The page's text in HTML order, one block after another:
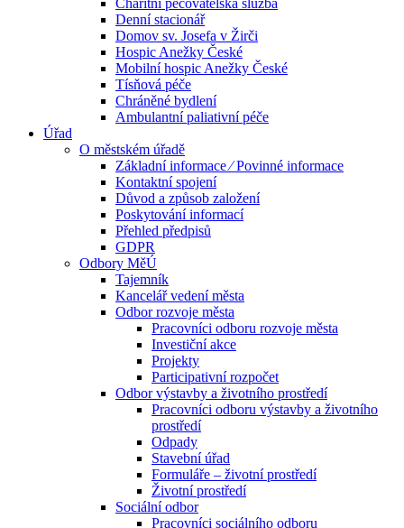
Charitní pečovatelská služba
Denní stacionář
Domov sv. Josefa v Žirči
Hospic Anežky České
Mobilní hospic Anežky České
Tísňová péče
Chráněné bydlení
Ambulantní paliativní péče
Úřad
O městském úřadě
Základní informace ⁄ Povinné informace
Kontaktní spojení
Důvod a způsob založení
Poskytování informací
Přehled předpisů
GDPR
Odbory MěÚ
Tajemník
Kancelář vedení města
Odbor rozvoje města
Pracovníci odboru rozvoje města
Investiční akce
Projekty
Participativní rozpočet
Odbor výstavby a životního prostředí
Pracovníci odboru výstavby a životního
prostředí
Odpady
Stavební úřad
Formuláře – životní prostředí
Životní prostředí
Sociální odbor
Pracovníci sociálního odboru